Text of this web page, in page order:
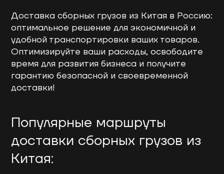
Доставка сборных грузов из Китая в Россию:
оптимальное решение для экономичной и
удобной транспортировки ваших товаров.
Оптимизируйте ваши расходы, освободите
время для развития бизнеса и получите
гарантию безопасной и своевременной
доставки!
Популярные маршруты
доставки сборных грузов из
Китая: